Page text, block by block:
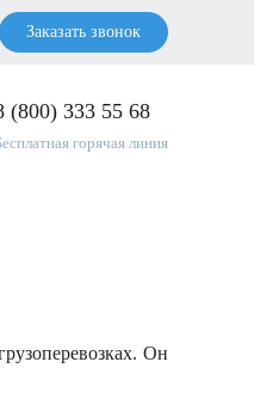
Заказать звонок
(800) 333 55 68
горячая линия
Он